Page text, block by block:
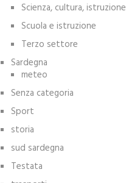
Scienza, cultura, istruzione
Scuola e istruzione
Terzo settore
Sardegna
meteo
Senza categoria
Sport
storia
sud sardegna
Testata